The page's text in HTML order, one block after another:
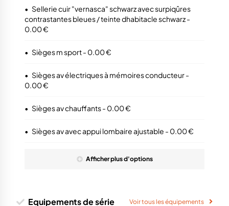
• Sellerie cuir "vernasca" schwarz avec surpiqûres
contrastantes bleues / teinte dhabitacle schwarz -
0.00 €
• Sièges m sport - 0.00 €
• Sièges av électriques à mémoires conducteur -
0.00 €
• Sièges av chauffants - 0.00 €
• Sièges av avec appui lombaire ajustable - 0.00 €
Afficherplusd'options
Equipements de série Voir tous les équipements